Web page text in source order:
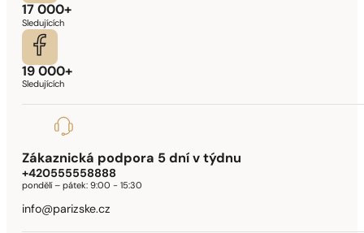
17 000+
Sledujících
19 000+
Sledujících
Zákaznická podpora 5 dní v týdnu
+420555558888
pondělí – pátek:9:00 - 15:30
info@parizske.cz